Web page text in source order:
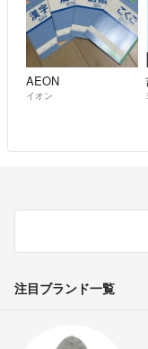
AEON
イオン
注目ブランド一覧